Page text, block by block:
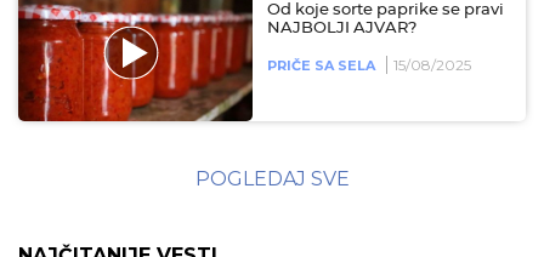
Od koje sorte paprike se pravi
NAJBOLJI AJVAR?
PRIČE SA SELA 15/08/2025
POGLEDAJ SVE